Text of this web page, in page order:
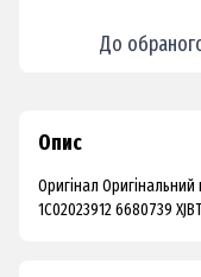
До
Опис
Оригінал Оригінальний
1C02023912 6680739